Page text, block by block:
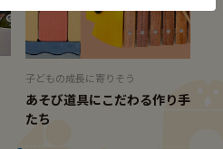
子どもの成長に寄りそう
あそび道具にこだわる作り手
たち